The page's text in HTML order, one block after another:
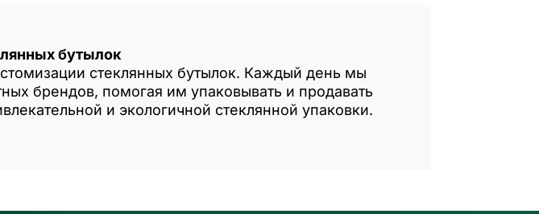
бутылок
стеклянных бутылок. Каждый день мы
брендов, помогая им упаковывать и продавать
и экологичной стеклянной упаковки.